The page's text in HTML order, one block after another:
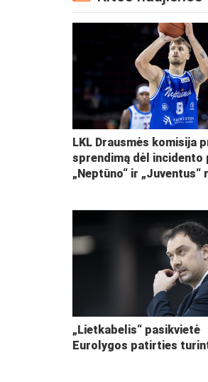
LKL Drausmės komisija
sprendimą dėl incidento
„Neptūno“ ir „Juventus“
„Lietkabelis“ pasikvietė
Eurolygos patirties